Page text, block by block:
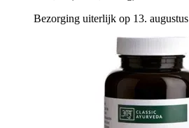
Bezorging uiterlijk op 13. augustus